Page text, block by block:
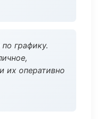
графику.
их оперативно